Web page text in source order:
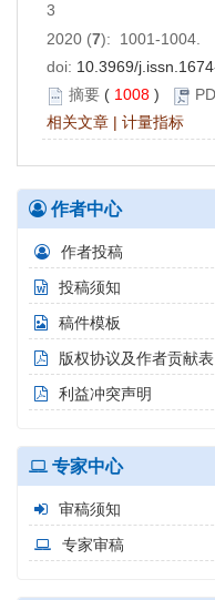
3
2020 (7): 1001-1004.
doi: 10.3969/
摘要 ( 1008 )
相关文章 | 计量指标
作者中心
作者投稿
投稿须知
稿件模板
版权协议及作者贡献表
利益冲突声明
专家中心
审稿须知
专家审稿